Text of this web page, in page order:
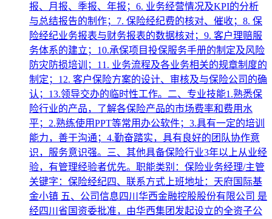
报、月报、季报、年报；6. 业务经营情况及KPI的分析
与总结报告的制作；7. 保险经纪费的核对、催收；8. 保
险经纪业务报表与财务报表的数据核对；9. 客户理赔服
务体系的建立；10.承保项目投保服务手册的制定及风险
防灾防损培训；11. 业务流程及各业务相关的规章制度的
制定；12. 客户保险方案的设计、审核及与保险公司的确
认；13.领导交办的临时性工作。二、专业技能1.熟悉保
险行业的产品，了解各保险产品的市场费率和费用水
平；2.熟练使用PPT等常用办公软件；3.具有一定的培训
能力，善于沟通；4.勤奋踏实，具有良好的团队协作意
识，服务意识强。三、其他具备保险行业3年以上从业经
验，有管理经验者优先。职能类别：保险业务经理/主管
关键字：保险经纪四、联系方式上班地址：天府国际基
金小镇 五、公司信息四川华西金融控股股份有限公司 是
经四川省国资委批准，由华西集团发起设立的全资子公